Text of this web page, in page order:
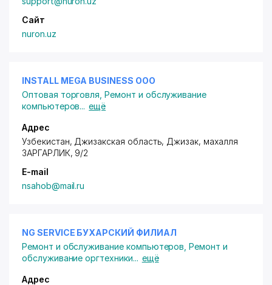
Сайт
nuron.uz
INSTALL MEGA BUSINESS ООО
Оптовая торговля ,Ремонт и обслуживание
компьютеров... ещё
Адрес
Узбекистан, Джизакская область, Джизак, махалля
ЗАРГАРЛИК, 9/2
E-mail
nsahob@mail.ru
NG SERVICE БУХАРСКИЙ ФИЛИАЛ
Ремонт и обслуживание компьютеров ,Ремонт и
обслуживание оргтехники... ещё
Адрес